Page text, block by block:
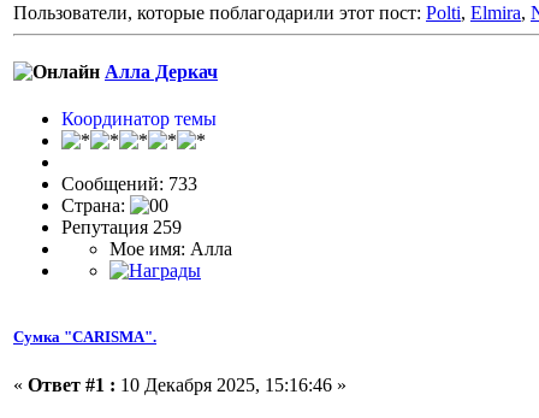
Пользователи, которые поблагодарили этот пост: Polti, Elmira,
Алла Деркач
Координатор темы
Сообщений: 733
Страна:
Репутация 259
Мое имя: Алла
Сумка "CARISMA".
« Ответ #1 : 10 Декабря 2025, 15:16:46 »